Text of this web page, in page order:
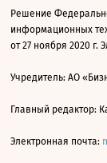
Решение
информационных
от 27 ноября 2020 г.
Учредитель: АО
Главный редактор:
Электронная почта: